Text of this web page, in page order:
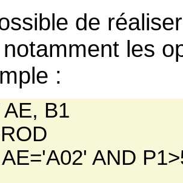
de
les
:
B1
AND